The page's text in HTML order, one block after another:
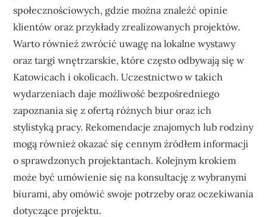
społecznościowych, gdzie można znaleźć opinie
klientów oraz przykłady zrealizowanych projektów.
Warto również zwrócić uwagę na lokalne wystawy
oraz targi wnętrzarskie, które często odbywają się w
Katowicach i okolicach. Uczestnictwo w takich
wydarzeniach daje możliwość bezpośredniego
zapoznania się z ofertą różnych biur oraz ich
stylistyką pracy. Rekomendacje znajomych lub rodziny
mogą również okazać się cennym źródłem informacji
o sprawdzonych projektantach. Kolejnym krokiem
może być umówienie się na konsultację z wybranymi
biurami, aby omówić swoje potrzeby oraz oczekiwania
dotyczące projektu.